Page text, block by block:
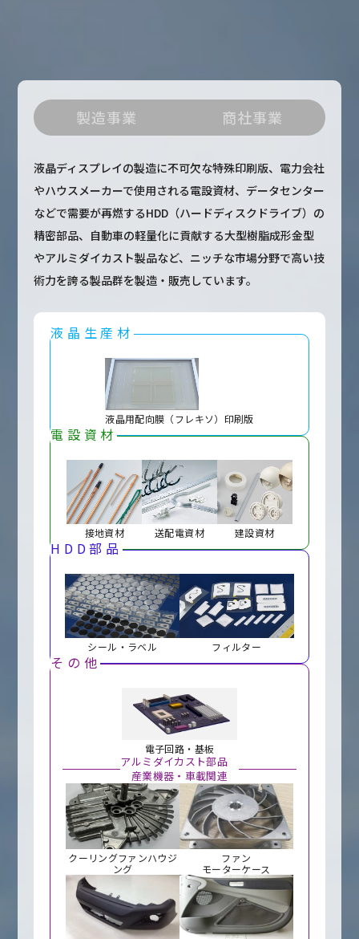
製造事業 商社事業
液晶ディスプレイの製造に不可欠な特殊印刷版、電力会社
やハウスメーカーで使用される電設資材、データセンター
などで需要が再燃するHDD（ハードディスクドライブ）の
精密部品、自動車の軽量化に貢献する大型樹脂成形金型
やアルミダイカスト製品など、ニッチな市場分野で高い技
術力を誇る製品群を製造・販売しています。
液晶生産材
液晶用配向膜（フレキソ）印刷版
電設資材
接地資材 送配電資材 建設資材
HDD部品
シール・ラベル フィルター
その他
電子回路・基板
アルミダイカスト部品
産業機器・車載関連
クーリングファンハウジ
ング
ファン
モーターケース